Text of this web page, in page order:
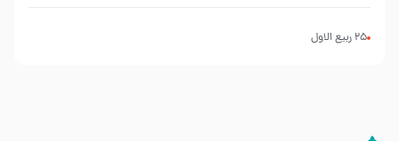
25 ربيع الاول